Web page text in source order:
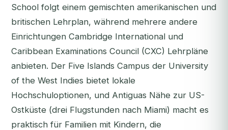
School folgt einem gemischten amerikanischen und
britischen Lehrplan, während mehrere andere
Einrichtungen Cambridge International und
Caribbean Examinations Council (CXC) Lehrpläne
anbieten. Der Five Islands Campus der University
of the West Indies bietet lokale
Hochschuloptionen, und Antiguas Nähe zur US-
Ostküste (drei Flugstunden nach Miami) macht es
praktisch für Familien mit Kindern, die